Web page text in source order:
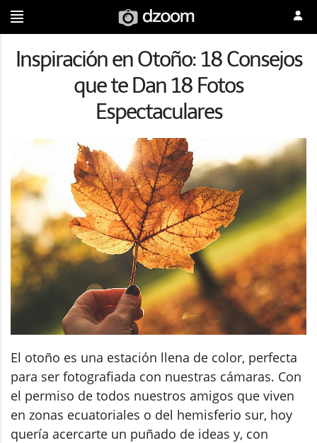
Inspiración en Otoño: 18 Consejos
que te Dan 18 Fotos
Espectaculares
El otoño es una estación llena de color, perfecta
para ser fotografiada con nuestras cámaras. Con
el permiso de todos nuestros amigos que viven
en zonas ecuatoriales o del hemisferio sur, hoy
quería acercarte un puñado de ideas y, con